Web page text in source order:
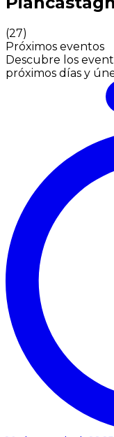
(27)
Próximos eventos
Descubre los
próximos días y